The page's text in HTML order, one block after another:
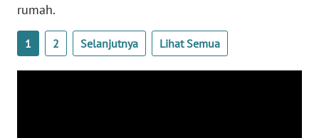
rumah.
1 2 Selanjutnya Lihat Semua
WN
SULBAR